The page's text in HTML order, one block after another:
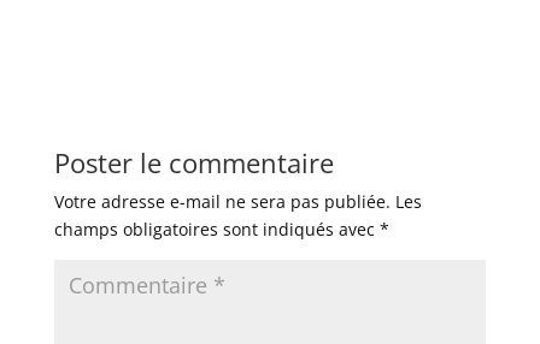
Poster le commentaire
Votre adresse e-mail ne sera pas publiée. Les
champs obligatoires sont indiqués avec *